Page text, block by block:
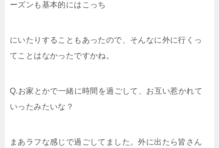
ーズンも基本的にはこっち
にいたりすることもあったので、そんなに外に行くっ
てことはなかったですかね。
Q.お家とかで一緒に時間を過ごして、お互い惹かれて
いったみたいな？
まあラフな感じで過ごしてました。外に出たら皆さん